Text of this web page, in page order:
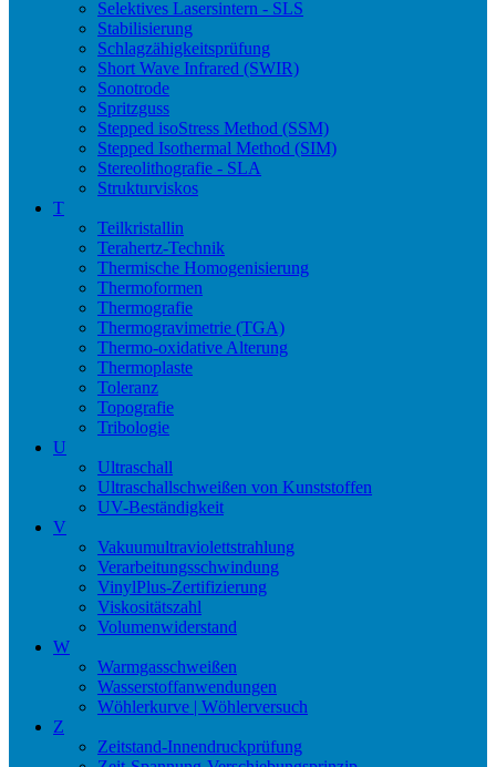
Selektives Lasersintern - SLS
Stabilisierung
Schlagzähigkeitsprüfung
Short Wave Infrared (SWIR)
Sonotrode
Spritzguss
Stepped isoStress Method (SSM)
Stepped Isothermal Method (SIM)
Stereolithografie - SLA
Strukturviskos
T
Teilkristallin
Terahertz-Technik
Thermische Homogenisierung
Thermoformen
Thermografie
Thermogravimetrie (TGA)
Thermo-oxidative Alterung
Thermoplaste
Toleranz
Topografie
Tribologie
U
Ultraschall
Ultraschallschweißen von Kunststoffen
UV-Beständigkeit
V
Vakuumultraviolettstrahlung
Verarbeitungsschwindung
VinylPlus-Zertifizierung
Viskositätszahl
Volumenwiderstand
W
Warmgasschweißen
Wasserstoffanwendungen
Wöhlerkurve | Wöhlerversuch
Z
Zeitstand-Innendruckprüfung